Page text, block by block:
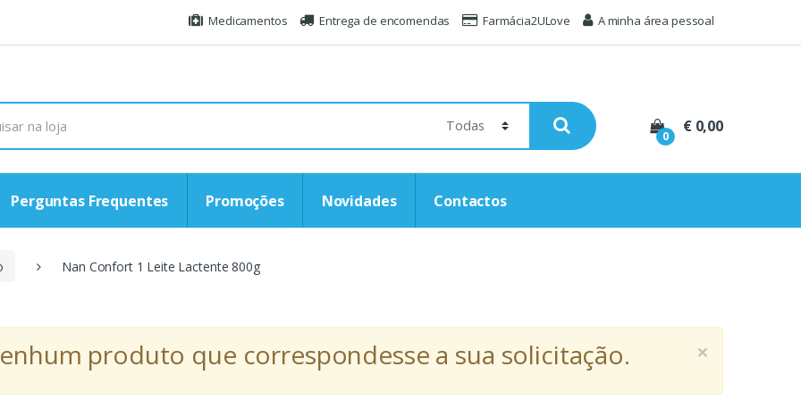
Medicamentos Entrega de encomendas Farmácia2ULove A minha área pessoal
0
€ 0,00
Perguntas Frequentes Promoções Novidades Contactos
Nan Confort 1 Leite Lactente 800g
×
produto que correspondesse a sua solicitação.